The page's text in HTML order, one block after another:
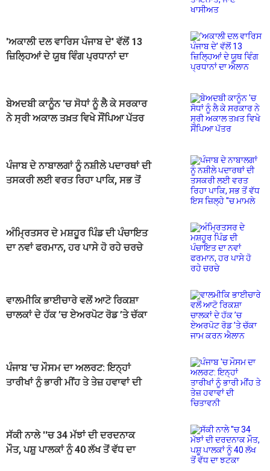
'ਅਕਾਲੀ ਦਲ ਵਾਰਿਸ ਪੰਜਾਬ ਦੇ' ਵੱਲੋਂ 13
ਜ਼ਿਲ੍ਹਿਆਂ ਦੇ ਯੂਥ ਵਿੰਗ ਪ੍ਰਧਾਨਾਂ ਦਾ
ਬੇਅਦਬੀ ਕਾਨੂੰਨ 'ਚ ਸੋਧਾਂ ਨੂੰ ਲੈ ਕੇ ਸਰਕਾਰ
ਨੇ ਸ੍ਰੀ ਅਕਾਲ ਤਖ਼ਤ ਵਿਖੇ ਸੌਂਪਿਆ ਪੱਤਰ
ਪੰਜਾਬ ਦੇ ਨਾਬਾਲਗਾਂ ਨੂੰ ਨਸ਼ੀਲੇ ਪਦਾਰਥਾਂ ਦੀ
ਤਸਕਰੀ ਲਈ ਵਰਤ ਰਿਹਾ ਪਾਕਿ, ਸਭ ਤੋਂ
ਅੰਮ੍ਰਿਤਸਰ ਦੇ ਮਸ਼ਹੂਰ ਪਿੰਡ ਦੀ ਪੰਚਾਇਤ
ਦਾ ਨਵਾਂ ਫਰਮਾਨ, ਹਰ ਪਾਸੇ ਹੋ ਰਹੇ ਚਰਚੇ
ਵਾਲਮੀਕਿ ਭਾਈਚਾਰੇ ਵਲੋਂ ਆਟੋ ਰਿਕਸ਼ਾ
ਚਾਲਕਾਂ ਦੇ ਹੱਕ ’ਚ ਏਅਰਪੋਟ ਰੋਡ ’ਤੇ ਚੱਕਾ
ਪੰਜਾਬ 'ਚ ਮੌਸਮ ਦਾ ਅਲਰਟ: ਇਨ੍ਹਾਂ
ਤਾਰੀਖਾਂ ਨੂੰ ਭਾਰੀ ਮੀਂਹ ਤੇ ਤੇਜ਼ ਹਵਾਵਾਂ ਦੀ
ਸੱਕੀ ਨਾਲੇ ''ਚ 34 ਮੱਝਾਂ ਦੀ ਦਰਦਨਾਕ
ਮੌਤ, ਪਸ਼ੂ ਪਾਲਕਾਂ ਨੂੰ 40 ਲੱਖ ਤੋਂ ਵੱਧ ਦਾ